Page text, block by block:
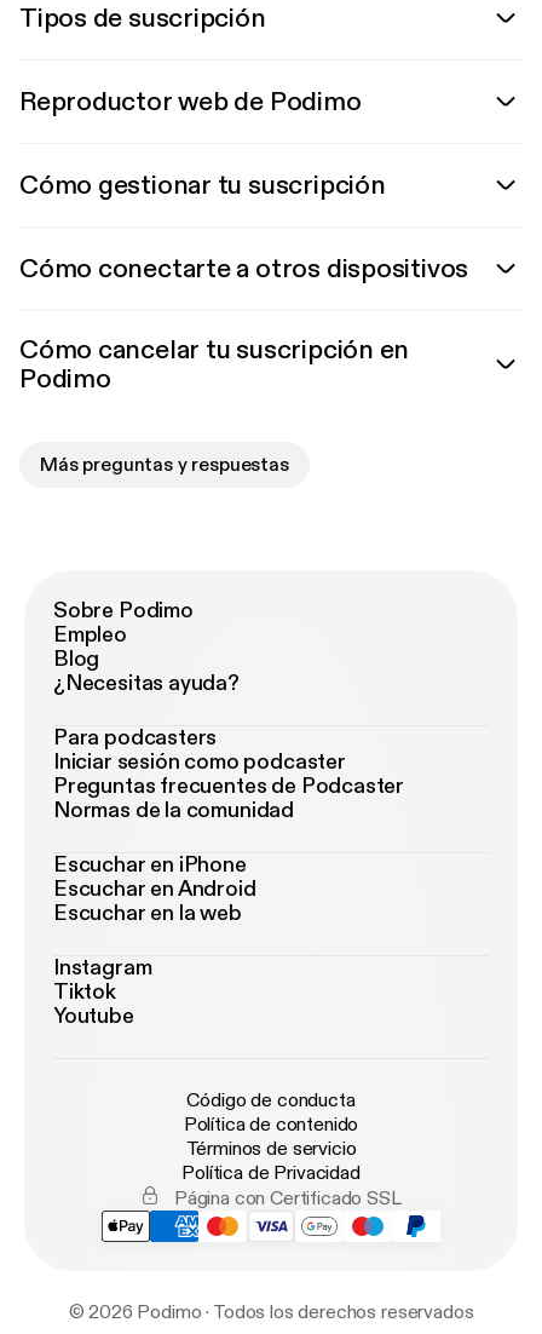
Tipos de suscripción
Reproductor web de Podimo
Cómo gestionar tu suscripción
Cómo conectarte a otros dispositivos
Cómo cancelar tu suscripción en
Podimo
Más preguntas y respuestas
Sobre Podimo
Empleo
Blog
¿Necesitas ayuda?
Para podcasters
Iniciar sesión como podcaster
Preguntas frecuentes de Podcaster
Normas de la comunidad
Escuchar en iPhone
Escuchar en Android
Escuchar en la web
Instagram
Tiktok
Youtube
Código de conducta
Política de contenido
Términos de servicio
Política de Privacidad
Página con Certificado SSL
© 2026 Podimo · Todos los derechos reservados